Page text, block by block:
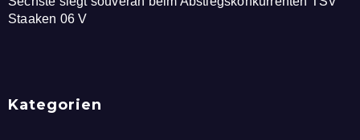
Staaken 06 V
Kategorien